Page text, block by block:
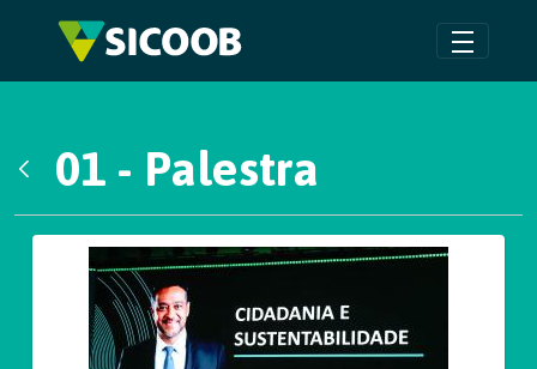
Pular para o Conteúdo principal
01 - Palestra
Galeria de Mídias